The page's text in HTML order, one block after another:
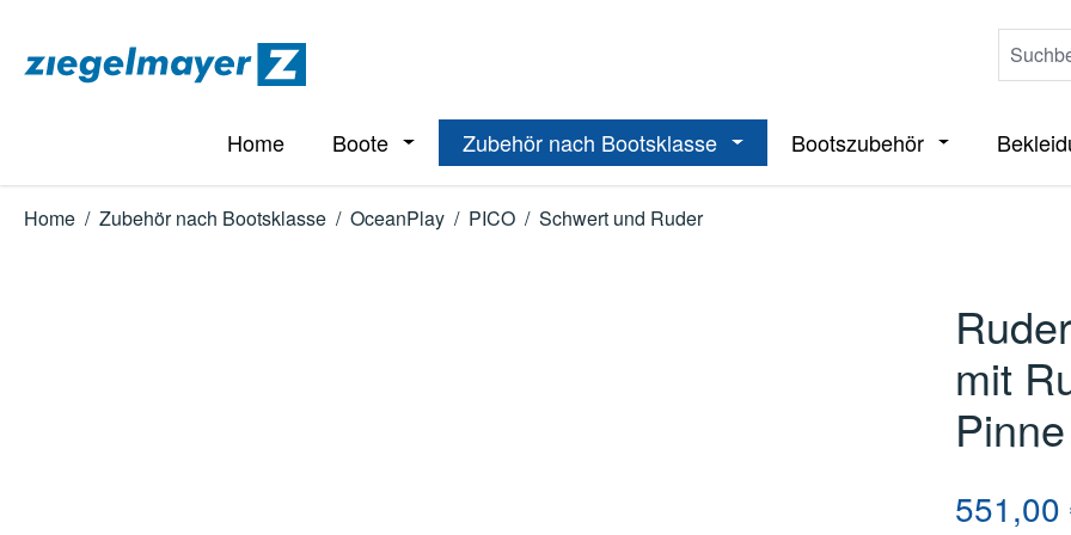
Home Boote Öffne oder Schließe das Dropdown der Kategorie Boote
Zubehör nach Bootsklasse Öffne oder Schließe das Dropdown
Bootszubehör Öffne oder
Home / Zubehör nach Bootsklasse / OceanPlay / PICO / Schwert und Ruder
mit
Regulärer
551,00